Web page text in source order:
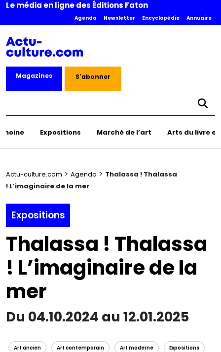
Le média en ligne des Éditions Faton
Agenda Newsletter Encyclopédie Annuaire
Magazines S'abonner
Expositions Marché de l’art Arts du livre
Actu-culture.com > Agenda > Thalassa ! Thalassa
! L’imaginaire de la mer
Expositions
Thalassa ! Thalassa
! L’imaginaire de la
mer
Du 04.10.2024 au 12.01.2025
Art ancien Art contemporain Art moderne Expositions